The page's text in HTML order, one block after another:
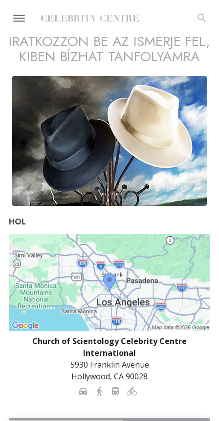
IRATKOZZON BE AZ ISMERJE FEL,
KIBEN BÍZHAT TANFOLYAMRA
HOL
Church of Scientology Celebrity Centre
International
5930 Franklin Avenue
Hollywood, CA90028